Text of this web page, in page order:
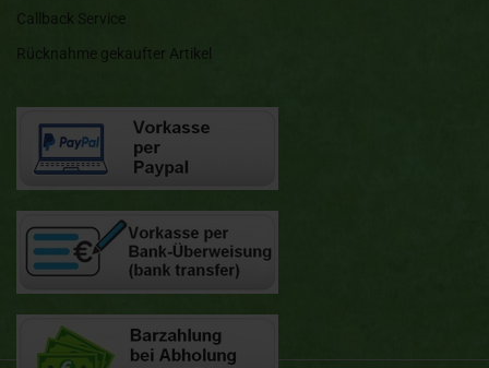
Callback Service
Rücknahme gekaufter Artikel